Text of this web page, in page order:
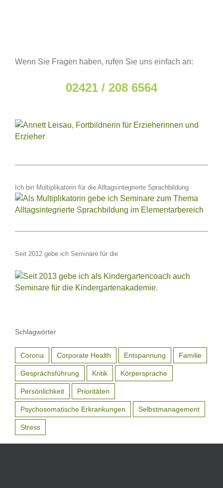
Wenn Sie Fragen haben, rufen Sie uns einfach an:
02421 / 208 6564
Ich bin Multiplikatorin für die Alltagsintegrierte Sprachbildung
Seit 2012 gebe ich Seminare für die
Schlagwörter
Corona Corporate Health Entspannung Familie
Gesprächsführung Kritik Körpersprache
Persönlichkeit Prioritäten
Psychosomatische Erkrankungen Selbstmanagement
Stress